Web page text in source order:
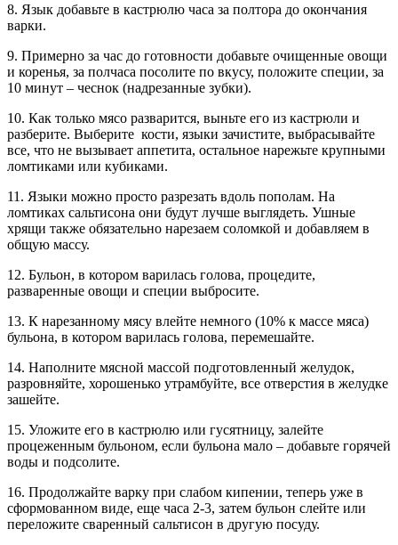
8. Язык добавьте в кастрюлю часа за полтора до окончания
варки.
9. Примерно за час до готовности добавьте очищенные овощи
и коренья, за полчаса посолите по вкусу, положите специи, за
10 минут – чеснок (надрезанные зубки).
10. Как только мясо разварится, выньте его из кастрюли и
разберите. Выберите кости, языки зачистите, выбрасывайте
все, что не вызывает аппетита, остальное нарежьте крупными
ломтиками или кубиками.
11. Языки можно просто разрезать вдоль пополам. На
ломтиках сальтисона они будут лучше выглядеть. Ушные
хрящи также обязательно нарезаем соломкой и добавляем в
общую массу.
12. Бульон, в котором варилась голова, процедите,
разваренные овощи и специи выбросите.
13. К нарезанному мясу влейте немного (10% к массе мяса)
бульона, в котором варилась голова, перемешайте.
14. Наполните мясной массой подготовленный желудок,
разровняйте, хорошенько утрамбуйте, все отверстия в желудке
зашейте.
15. Уложите его в кастрюлю или гусятницу, залейте
процеженным бульоном, если бульона мало – добавьте горячей
воды и подсолите.
16. Продолжайте варку при слабом кипении, теперь уже в
сформованном виде, еще часа 2-3, затем бульон слейте или
переложите сваренный сальтисон в другую посуду.